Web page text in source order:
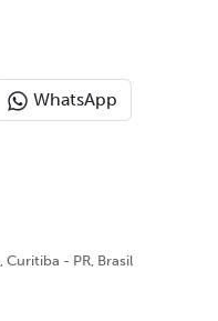
WhatsApp
Curitiba - PR, Brasil